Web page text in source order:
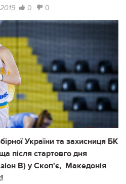
0 0
України та захисниця БК
після стартовго дня
В) у Скоп'є, Македонія